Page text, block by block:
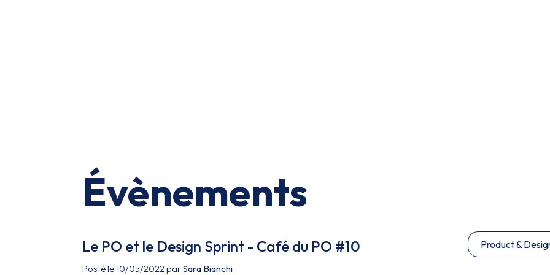
Évènements
Le PO et le Design Sprint - Café du PO #10 Product &
Posté le 10/05/2022 parSara Bianchi